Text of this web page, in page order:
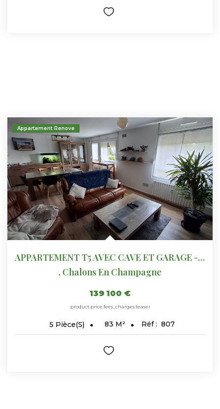
Appartement Renove
APPARTEMENT T5 AVEC CAVE ET GARAGE - CHALONS EN CHAMPAGNE -...
, Chalons En Champagne
139 100 €
product.price.fees_charges.teaser
5 Pièce(s) 83 M² Réf : 807